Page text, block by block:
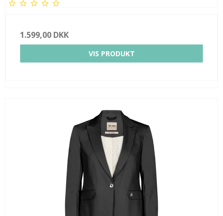
1.599,00 DKK
VIS PRODUKT